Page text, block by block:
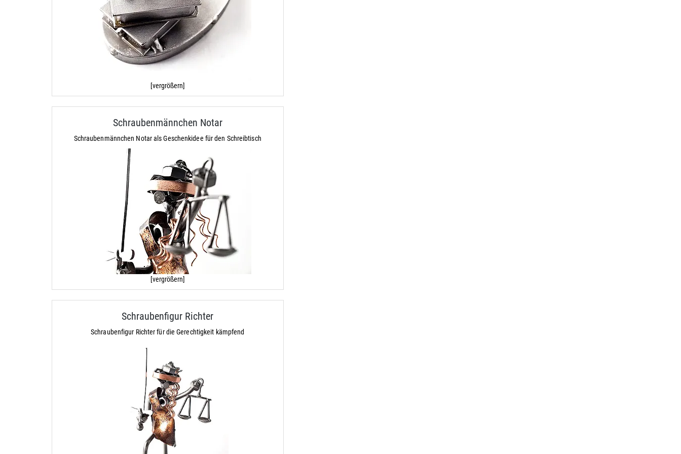
[vergrößern]
Schraubenmännchen Notar
Schraubenmännchen Notar als Geschenkidee für den Schreibtisch
[vergrößern]
Schraubenfigur Richter
Schraubenfigur Richter für die Gerechtigkeit kämpfend